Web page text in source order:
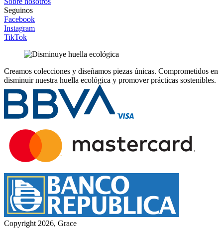
Seguinos
Facebook
Instagram
TikTok
Creamos colecciones y diseñamos piezas únicas. Comprometidos en
disminuir nuestra huella ecológica y promover prácticas sostenibles.
Copyright 2026, Grace